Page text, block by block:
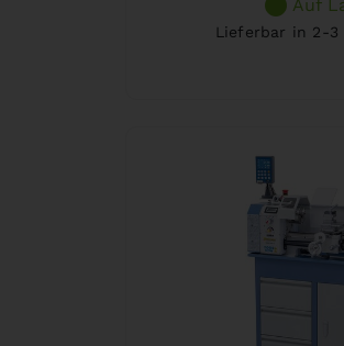
Auf
Lieferbar in 2-3